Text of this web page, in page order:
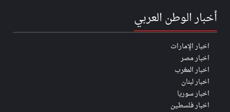
أخبار الوطن العربي
اخبار الإمارات
اخبار مصر
اخبار المغرب
اخبار لبنان
اخبار سوريا
اخبار فلسطين